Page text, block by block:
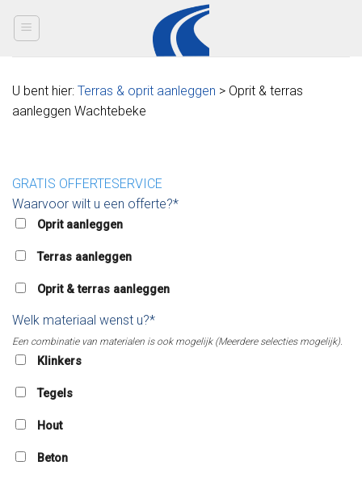
U bent hier: Terras & oprit aanleggen > Oprit & terras
aanleggen Wachtebeke
GRATIS OFFERTESERVICE
Waarvoor wilt u een offerte?*
Oprit aanleggen
Terras aanleggen
Oprit & terras aanleggen
Welk materiaal wenst u?*
Een combinatie van materialen is ook mogelijk (Meerdere selecties mogelijk).
Klinkers
Tegels
Hout
Beton